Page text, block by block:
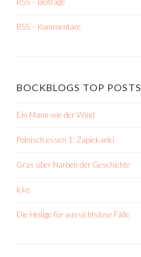
RSS – Kommentare
BOCKBLOGS TOP POSTS
Ein Mann wie der Wind
Polnisch essen 1: Zapiekanki
Gras über Narben der Geschichte
Icke
Die Heilige für aussichtslose Fälle